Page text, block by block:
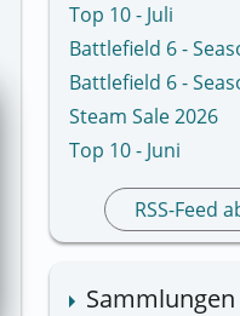
Top 10 - Juli
Battlefield 6 -
Battlefield 6 -
Steam Sale 2026
Top 10 - Juni
RSS-Feed
Sammlungen